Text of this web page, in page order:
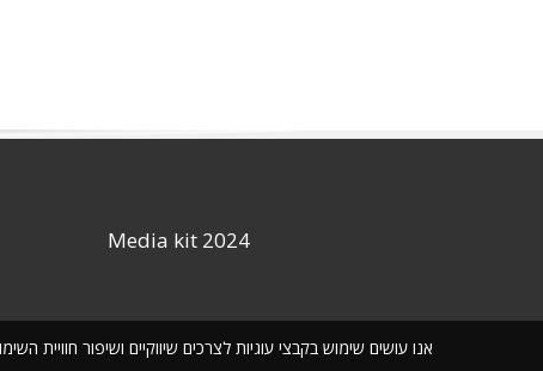
אנו עושים שימוש בקבצי עוגיות לצרכים שיווקיים ושיפור
Media kit 2024